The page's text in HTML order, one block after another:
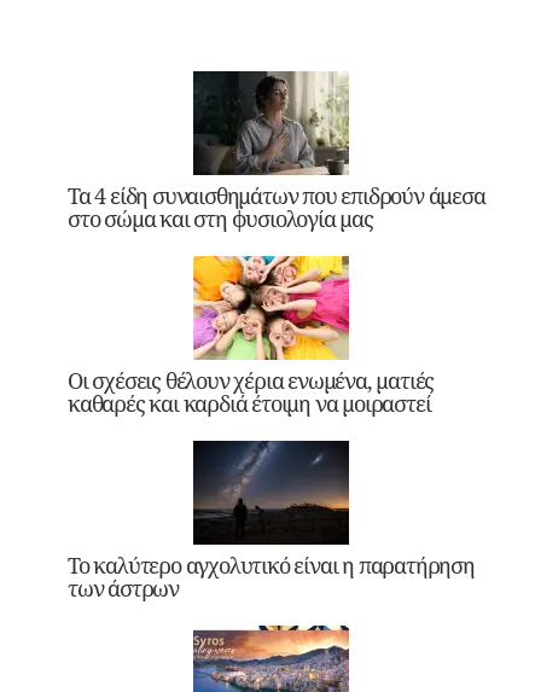
Τα 4 είδη συναισθημάτων που επιδρούν άμεσα
στο σώμα και στη φυσιολογία μας
Οι σχέσεις θέλουν χέρια ενωμένα, ματιές
καθαρές και καρδιά έτοιμη να μοιραστεί
Το καλύτερο αγχολυτικό είναι η παρατήρηση
των άστρων